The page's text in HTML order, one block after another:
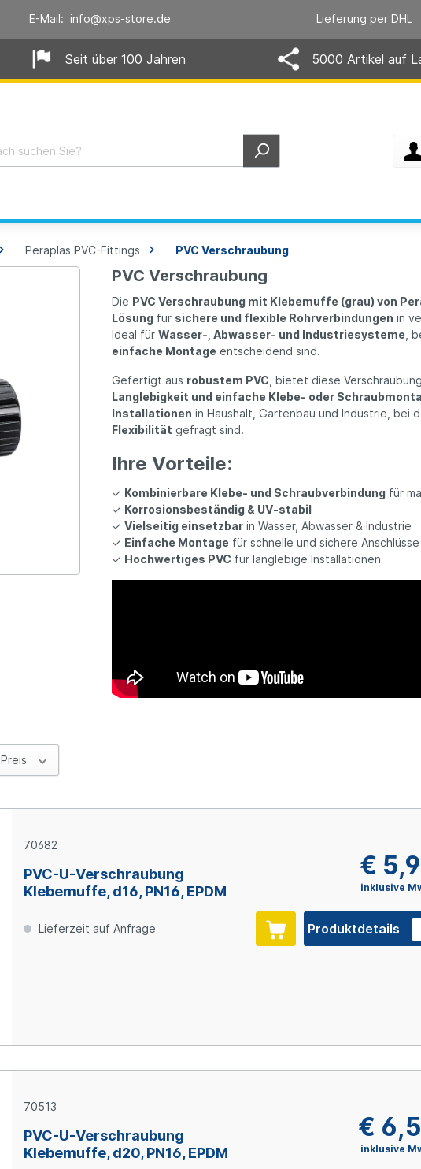
E-Mail: info@xps-store.de Lieferung per DHL
Seit über 100 Jahren 5000 Artikel auf
Peraplas PVC-Fittings PVC Verschraubung
PVC Verschraubung
Die PVC Verschraubung mit Klebemuffe (grau) von
Lösung für sichere und flexible Rohrverbindungen in
Ideal fürWasser-, Abwasser- und Industriesysteme ,
einfache Montage entscheidend sind.
Gefertigt aus robustem PVC , bietet diese Verschraubung
Langlebigkeit und einfache Klebe- oder
Installationen in Haushalt, Gartenbau und Industrie, bei
Flexibilität gefragt sind.
Ihre Vorteile:
✓ Kombinierbare Klebe- und Schraubverbindung für
✓ Korrosionsbeständig & UV-stabil
✓Vielseitig einsetzbar in Wasser, Abwasser & Industrie
✓ Einfache Montage für schnelle und sichere Anschlüsse
✓ Hochwertiges PVC für langlebige Installationen
Preis
70682
PVC-U-Verschraubung
Klebemuffe, d16, PN16, EPDM
Lieferzeit auf Anfrage
€
inklusive
Produktdetails
70513
PVC-U-Verschraubung
Klebemuffe, d20, PN16, EPDM
€
inklusive